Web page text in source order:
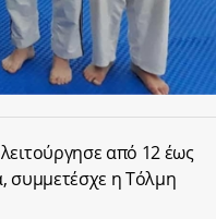
από 12 έως
συμμετέσχε η Τόλμη